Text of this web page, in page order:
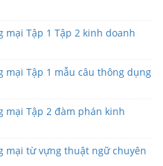
Tập 1 Tập 2 kinh doanh
Tập 1 mẫu câu thông dụng
mại Tập 2 đàm phán kinh
mại từ vựng thuật ngữ chuyên